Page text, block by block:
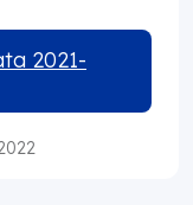
2021-